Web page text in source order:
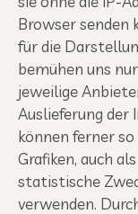
Browser senden
für die
bemühen uns
jeweilige
Auslieferung
können ferner
Grafiken, auch
statistische
verwenden.